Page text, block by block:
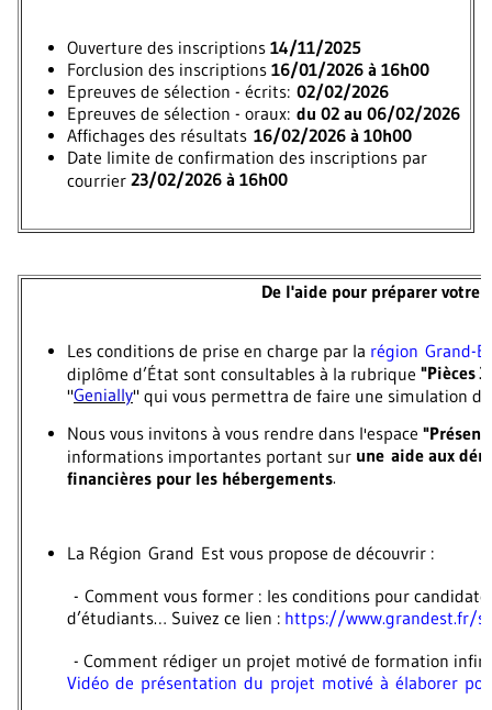
Ouverture des inscriptions 14/11/2025
Forclusion des inscriptions 16/01/2026 à 16h00
Epreuves de sélection - écrits: 02/02/2026
Epreuves de sélection - oraux: du 02 au 06/02/2026
Affichages des résultats 16/02/2026 à 10h00
Date limite de confirmation des inscriptions par
courrier 23/02/2026 à 16h00
De l'aide pour préparer votre
Les conditions de prise en charge par la région Grand-
diplôme d’État sont consultables à la rubrique "Pièces
"Genially" qui vous permettra de faire une simulation
Nous vous invitons à vous rendre dans l'espace
informations importantes portant sur une aide aux
financières pour les hébergements.
La Région Grand Est vous propose de découvrir :
- Comment vous former : les conditions pour
d’étudiants… Suivez ce lien : https://www.grandest.fr/
- Comment rédiger un projet motivé de formation
Vidéo de présentation du projet motivé à élaborer